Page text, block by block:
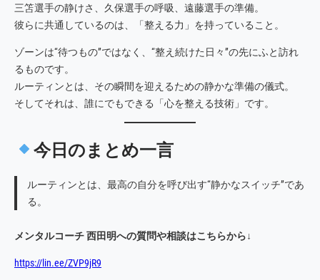
三笘選手の静けさ、久保選手の呼吸、遠藤選手の準備。
彼らに共通しているのは、「整える力」を持っていること。
ゾーンは“待つもの”ではなく、“整え続けた日々”の先にふと訪れ
るものです。
ルーティンとは、その瞬間を迎えるための静かな準備の儀式。
そしてそれは、誰にでもできる「心を整える技術」です。
今日のまとめ一言
ルーティンとは、最高の自分を呼び出す“静かなスイッチ”であ
る。
メンタルコーチ 西田明への質問や相談はこちらから↓
https://lin.ee/ZVP9jR9